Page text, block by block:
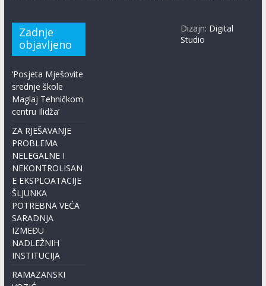
Zadnje
objavljeno
‘Posjeta Mješovite
srednje škole
Maglaj Tehničkom
centru Ilidža’
ZA RJEŠAVANJE
PROBLEMA
NELEGALNE I
NEKONTROLISAN
E EKSPLOATACIJE
ŠLJUNKA
POTREBNA VEĆA
SARADNJA
IZMEĐU
NADLEŽNIH
INSTITUCIJA
RAMAZANSKI
Dizajn: Digital
Studio